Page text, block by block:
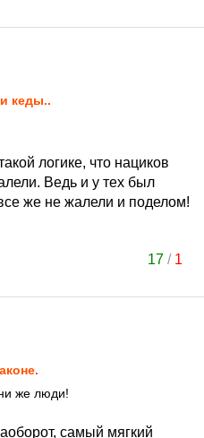
кеды..
логике, что нациков
Ведь и у тех был
же не жалели и поделом!
17 / 1
же люди!
самый мягкий